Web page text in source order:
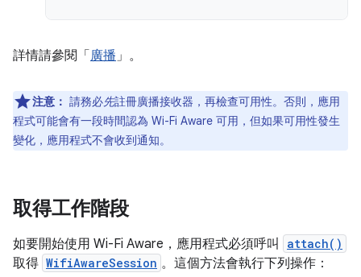
詳情請參閱「 廣播」。
注意： 請務必先註冊廣播接收器，再檢查可用性。否則，應用
程式可能會有一段時間認為 Wi-Fi Aware 可用，但如果可用性發生
變化，應用程式不會收到通知。
取得工作階段
如要開始使用 Wi-Fi Aware，應用程式必須呼叫 attach()
取得 WifiAwareSession 。這個方法會執行下列操作：